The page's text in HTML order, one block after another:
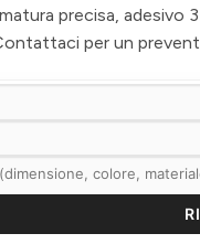
precisa, adesivo
per un